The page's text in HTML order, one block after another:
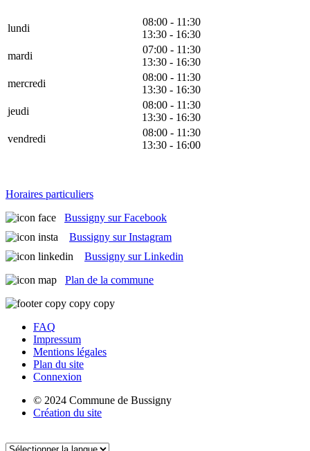
lundi
08:00 - 11:30
13:30 - 16:30
mardi
07:00 - 11:30
13:30 - 16:30
mercredi
08:00 - 11:30
13:30 - 16:30
jeudi
08:00 - 11:30
13:30 - 16:30
vendredi
08:00 - 11:30
13:30 - 16:00
Horaires particuliers
Bussigny sur Facebook
Bussigny sur Instagram
Bussigny sur Linkedin
Plan de la commune
FAQ
Impressum
Mentions légales
Plan du site
Connexion
© 2024 Commune de Bussigny
Création du site